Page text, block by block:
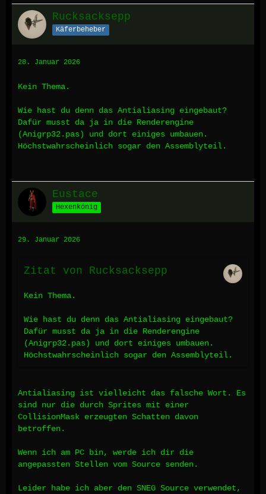
Rucksacksepp
Käferbeheber
28. Januar 2026
Kein Thema.
Wie hast du denn das Antialiasing eingebaut?
Dafür musst da ja in die Renderengine
(Anigrp32.pas) und dort einiges umbauen.
Höchstwahrscheinlich sogar den Assemblyteil.
Eustace
Hexenkönig
29. Januar 2026
Zitat von Rucksacksepp
Kein Thema.
Wie hast du denn das Antialiasing eingebaut?
Dafür musst da ja in die Renderengine
(Anigrp32.pas) und dort einiges umbauen.
Höchstwahrscheinlich sogar den Assemblyteil.
Antialiasing ist vielleicht das falsche Wort. Es
sind nur die durch Sprites mit einer
CollisionMask erzeugten Schatten davon
betroffen.
Wenn ich am PC bin, werde ich dir die
angepassten Stellen vom Source senden.
Leider habe ich aber den SNEG Source verwendet,